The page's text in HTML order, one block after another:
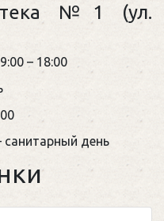
№1 (ул.
– 18:00
день